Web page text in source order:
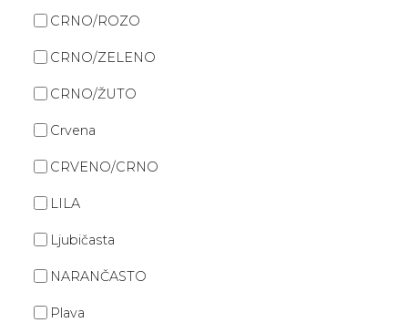
CRNO/ROZO
CRNO/ZELENO
CRNO/ŽUTO
Crvena
CRVENO/CRNO
LILA
Ljubičasta
NARANČASTO
Plava